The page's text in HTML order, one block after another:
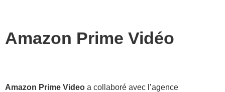
Amazon Prime Vidéo
Amazon Prime Video a collaboré avec l’agence